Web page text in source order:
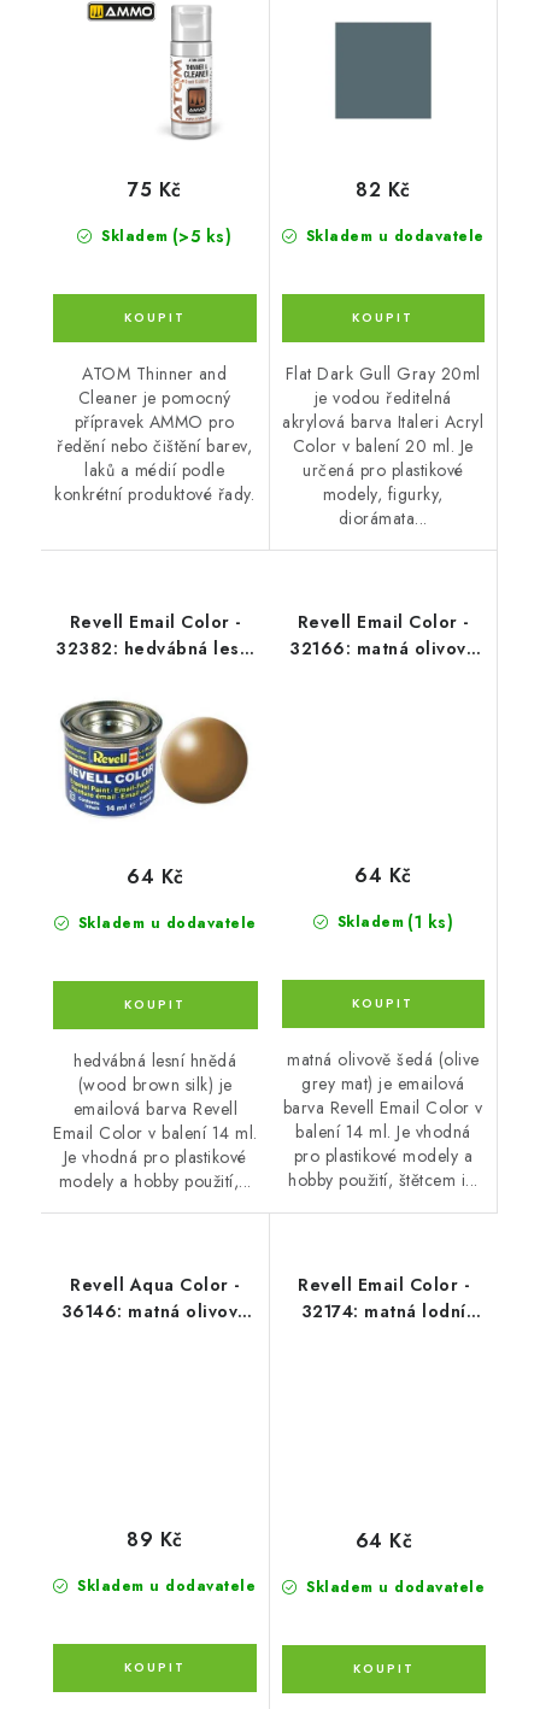
Skladem (>5 ks)
75 Kč
ATOM Thinner and
Cleaner je pomocný
přípravek AMMO pro
ředění nebo čištění barev,
laků a médií podle
konkrétní produktové řady.
Skladem u dodavatele
82 Kč
Flat Dark Gull Gray 20ml
je vodou ředitelná
akrylová barva Italeri Acryl
Color v balení 20 ml. Je
určená pro plastikové
modely, figurky,
diorámata...
Revell Email Color -
32382: hedvábná lesní
silk)
Skladem u dodavatele
64 Kč
hedvábná lesní hnědá
(wood brown silk) je
emailová barva Revell
Email Color v balení 14 ml.
Je vhodná pro plastikové
modely a hobby použití,...
Revell Email Color -
32166: matná olivově
Skladem (1 ks)
64 Kč
matná olivově šedá (olive
grey mat) je emailová
barva Revell Email Color v
balení 14 ml. Je vhodná
pro plastikové modely a
hobby použití, štětcem i...
Revell Aqua Color -
36146: matná olivová
Skladem u dodavatele
89 Kč
Revell Email Color -
32174: matná lodní
Skladem u dodavatele
64 Kč